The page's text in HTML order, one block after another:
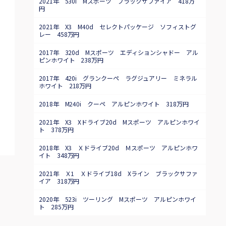
円
2021年 X3 M40d セレクトパッケージ ソフィストグ
レー 458万円
2017年 320d Mスポーツ エディションシャドー アル
ピンホワイト 238万円
2017年 420i グランクーペ ラグジュアリー ミネラル
ホワイト 218万円
2018年 M240i クーペ アルピンホワイト 318万円
2021年 X3 Xドライブ20d Mスポーツ アルピンホワイ
ト 378万円
2018年 X3 Ｘドライブ20d Ｍスポーツ アルピンホワ
イト 348万円
2021年 Ｘ1 Ｘドライブ18d Xライン ブラックサファ
イア 318万円
2020年 523i ツーリング Mスポーツ アルピンホワイ
ト 285万円